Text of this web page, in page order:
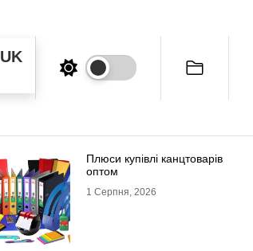
UK
Плюси купівлі канцтоварів
оптом
1 Серпня, 2026